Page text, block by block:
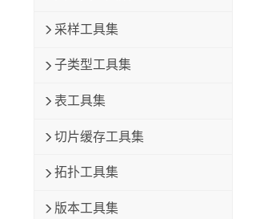
采样工具集
子类型工具集
表工具集
切片缓存工具集
拓扑工具集
版本工具集